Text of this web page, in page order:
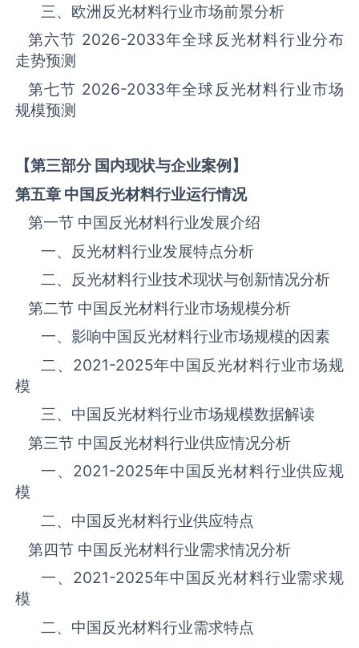
三、欧洲反光材料‌‌‌行业市场前景分析
第六节 2026-2033年全球反光材料‌‌‌行业分布
走势预测
第七节 2026-2033年全球反光材料‌‌‌行业市场
规模预测
【第三部分 国内现状与企业案例】
第五章 中国反光材料行业运行情况
第一节 中国反光材料‌‌‌行业发展介绍
一、反光材料行业发展特点分析
二、反光材料行业技术现状与创新情况分析
第二节 中国反光材料‌‌‌行业市场规模分析
一、影响中国反光材料‌‌‌行业市场规模的因素
二、 2021-2025年中国反光材料‌‌‌行业市场规
模
三、中国反光材料行业市场规模数据解读
第三节 中国反光材料‌‌‌行业供应情况分析
一、 2021-2025年中国反光材料‌‌‌行业供应规
模
二、中国反光材料‌‌‌行业供应特点
第四节 中国反光材料‌‌‌行业需求情况分析
一、 2021-2025年中国反光材料‌‌‌行业需求规
模
二、中国反光材料‌‌‌行业需求特点